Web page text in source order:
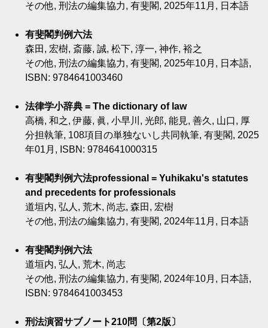
その他, 刑法の編集協力, 有斐閣, 2025年11月, 日本語
有斐閣判例六法
森田, 宏樹, 斎藤, 誠, 松下, 淳一, 神作, 裕之
その他, 刑法の編集協力, 有斐閣, 2025年10月, 日本語,
ISBN: 9784641003460
法律学小辞典 = The dictionary of law
高橋, 和之, 伊藤, 眞, 小早川, 光郎, 能見, 善久, 山口, 厚
分担執筆, 108項目の単独ないし共同執筆, 有斐閣, 2025
年01月, ISBN: 9784641000315
有斐閣判例六法professional = Yuhikaku's statutes
and precedents for professionals
道垣内, 弘人, 荒木, 尚志, 森田, 宏樹
その他, 刑法の編集協力, 有斐閣, 2024年11月, 日本語
有斐閣判例六法
道垣内, 弘人, 荒木, 尚志
その他, 刑法の編集協力, 有斐閣, 2024年10月, 日本語,
ISBN: 9784641003453
刑法演習サブノート210問〔第2版〕